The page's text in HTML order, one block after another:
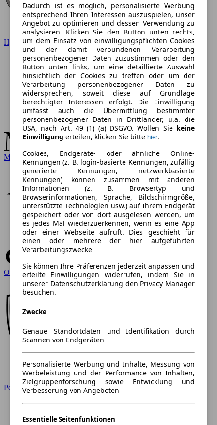
Hyundai
Mercedes-Benz
Opel
Peugeot
Dadurch ist es möglich, personalisierte Werbung
entsprechend Ihren Interessen auszuspielen, unser
Angebot zu optimieren und dessen Verwendung zu
analysieren. Klicken Sie den Button unten rechts,
um dem Einsatz von einwilligungspflichten Cookies
und der damit verbundenen Verarbeitung
personenbezogener Daten zuzustimmen oder den
Button unten links, um eine detaillierte Auswahl
hinsichtlich der Cookies zu treffen oder um der
Verarbeitung personenbezogener Daten zu
widersprechen, soweit diese auf Grundlage
berechtigter Interessen erfolgt. Die Einwilligung
umfasst auch die Übermittlung bestimmter
personenbezogener Daten in Drittländer, u.a. die
USA, nach Art. 49 (1) (a) DSGVO. Wollen Sie keine
Einwilligung erteilen, klicken Sie bitte hier.
Cookies, Endgeräte- oder ähnliche Online-
Kennungen (z. B. login-basierte Kennungen, zufällig
generierte Kennungen, netzwerkbasierte
Kennungen) können zusammen mit anderen
Informationen (z. B. Browsertyp und
Browserinformationen, Sprache, Bildschirmgröße,
unterstützte Technologien usw.) auf Ihrem Endgerät
gespeichert oder von dort ausgelesen werden, um
es jedes Mal wiederzuerkennen, wenn es eine App
oder einer Webseite aufruft. Dies geschieht für
einen oder mehrere der hier aufgeführten
Verarbeitungszwecke.
Sie können Ihre Präferenzen jederzeit anpassen und
erteilte Einwilligungen widerrufen, indem Sie in
unserer Datenschutzerklärung den Privacy Manager
besuchen.
Zwecke
Genaue Standortdaten und Identifikation durch
Scannen von Endgeräten
Personalisierte Werbung und Inhalte, Messung von
Werbeleistung und der Performance von Inhalten,
Zielgruppenforschung sowie Entwicklung und
Verbesserung von Angeboten
Essentielle Seitenfunktionen